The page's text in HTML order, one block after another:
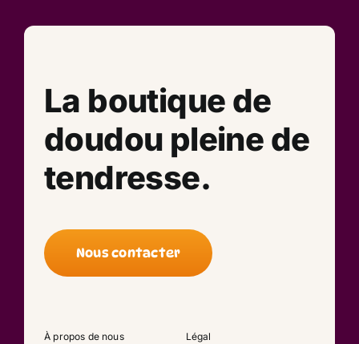
La boutique de
doudou pleine de
tendresse.
Nous contacter
À propos de nous Légal